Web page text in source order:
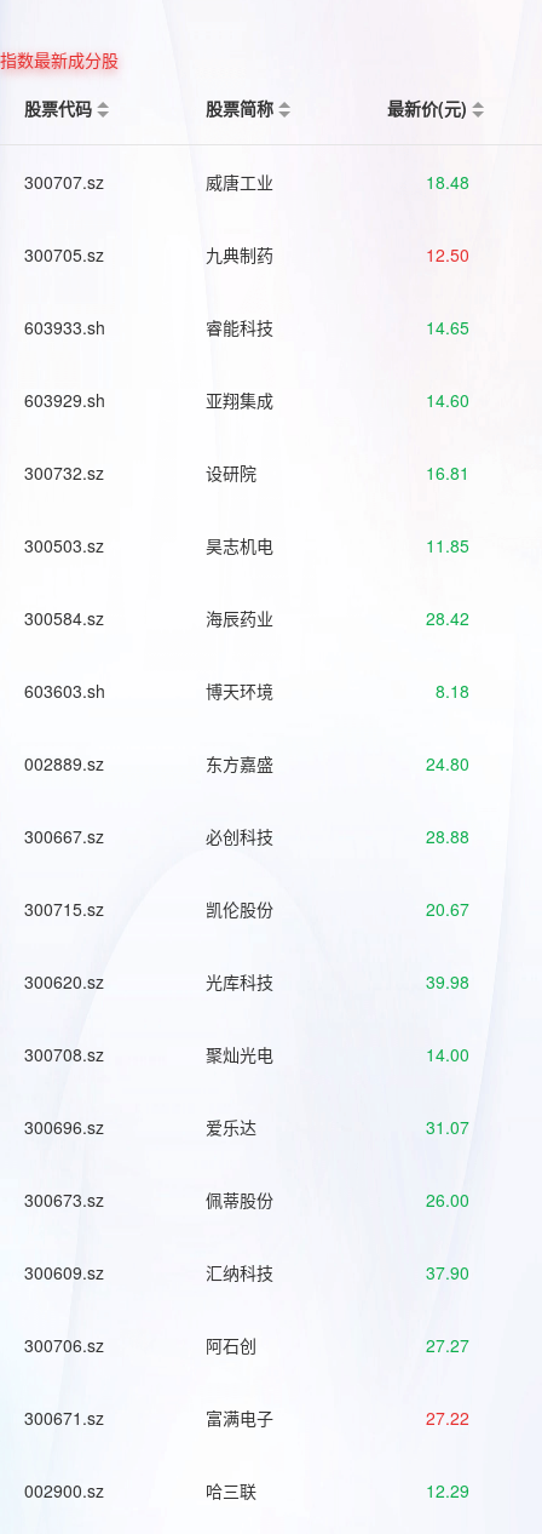
指数最新成分股
股票代码
股票简称 最新价(元)
300707.sz 威唐工业 18.48
300705.sz 九典制药 12.50
603933.sh 睿能科技 14.65
603929.sh 亚翔集成 14.60
300732.sz 设研院 16.81
300503.sz 昊志机电 11.85
300584.sz 海辰药业 28.42
603603.sh 博天环境 8.18
002889.sz 东方嘉盛 24.80
300667.sz 必创科技 28.88
300715.sz 凯伦股份 20.67
300620.sz 光库科技 39.98
300708.sz 聚灿光电 14.00
300696.sz 爱乐达 31.07
300673.sz 佩蒂股份 26.00
300609.sz 汇纳科技 37.90
300706.sz 阿石创 27.27
300671.sz 富满电子 27.22
002900.sz 哈三联 12.29